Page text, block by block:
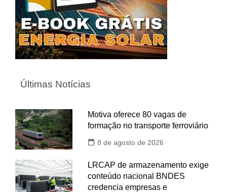
Últimas Notícias
Motiva oferece 80 vagas de
formação no transporte ferroviário
8 de agosto de 2026
LRCAP de armazenamento exige
conteúdo nacional BNDES
credencia empresas e